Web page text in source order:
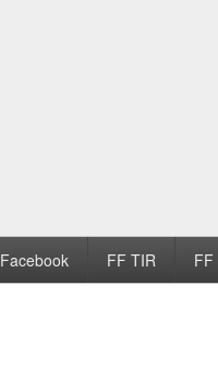
Facebook FF TIR FF